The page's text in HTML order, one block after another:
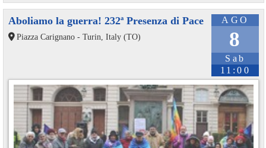
AGO
8
Sab
11:00
Aboliamo la guerra! 232ª Presenza di Pace
Piazza Carignano - Turin, Italy (TO)